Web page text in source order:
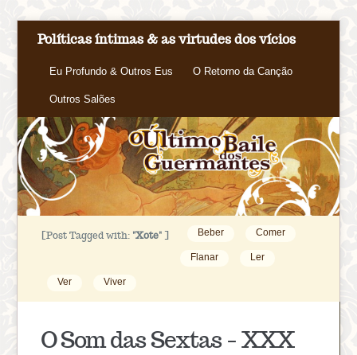
Políticas íntimas & as virtudes dos vícios
Eu Profundo & Outros Eus O Retorno da Canção
Outros Salões
[Post Tagged with: "Xote" ] Beber Comer
Flanar Ler
Ver Viver
O Som das Sextas – XXX